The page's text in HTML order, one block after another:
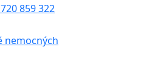
859 322
nemocných